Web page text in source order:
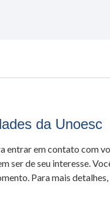
da Unoesc
entrar em contato com
ser de seu interesse.
Para mais detalhes,